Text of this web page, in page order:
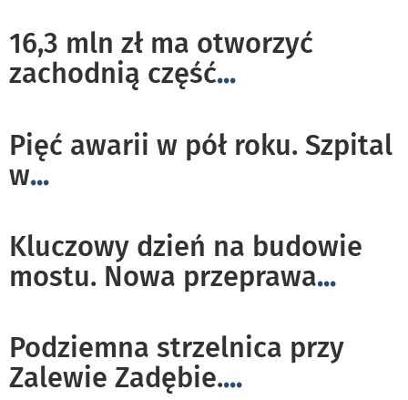
16,3 mln zł ma otworzyć
zachodnią część...
Pięć awarii w pół roku. Szpital
w...
Kluczowy dzień na budowie
mostu. Nowa przeprawa...
Podziemna strzelnica przy
Zalewie Zadębie....